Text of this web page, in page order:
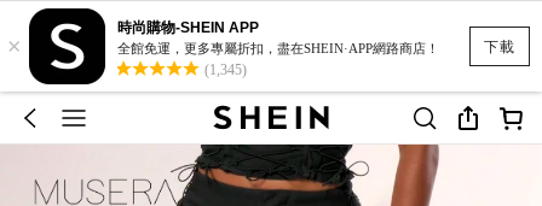
下載
×
時尚購物-SHEIN APP
全館免運，更多專屬折扣，盡在SHEIN·APP網路商店！
(1,345)